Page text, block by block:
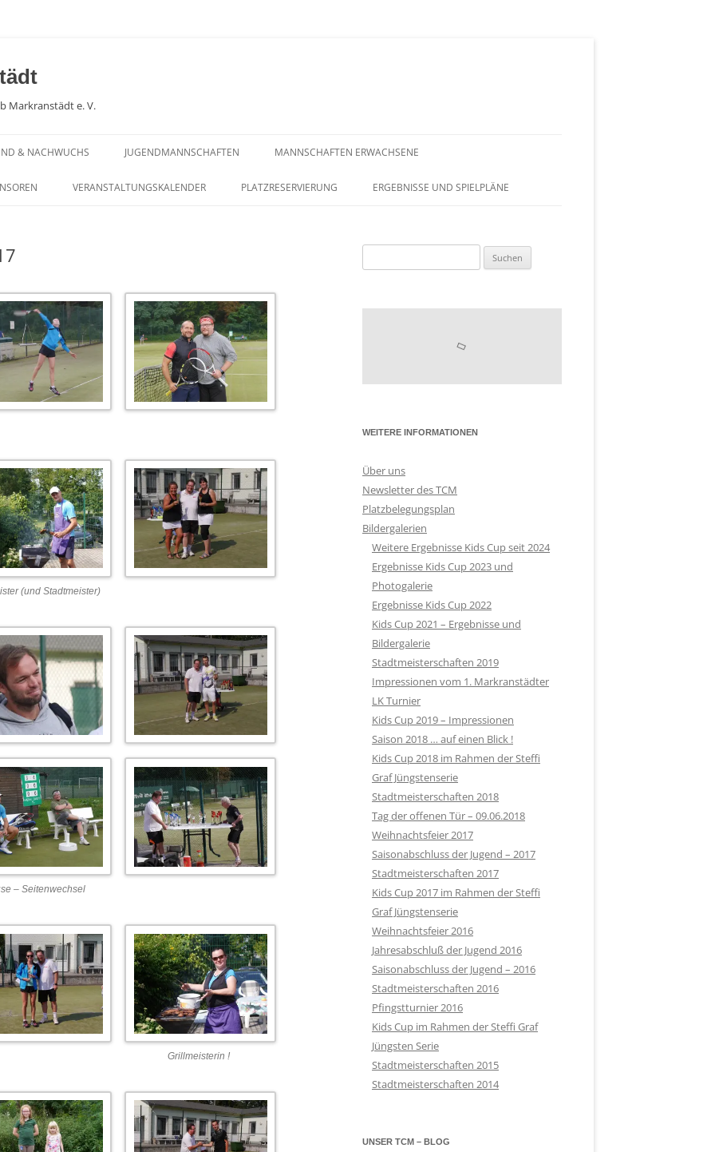
Markranstädt e. V.
& NACHWUCHS JUGENDMANNSCHAFTEN
PLATZBELEGUNGSPLAN
SEIT 2024
ERGEBNISSE KIDS CUP 2023 UND
PHOTOGALERIE
ERGEBNISSE KIDS CUP 2022
MANNSCHAFTEN ERWACHSENE
SOMMERSAISON … AUF EINEN
SOMMERSAISON DAMEN
SOMMERSAISON HERREN 60
SOMMERSAISON HERREN 65
VERANSTALTUNGSKALENDER PLATZRESERVIERUNG ERGEBNISSE UND SPIELPLÄNE
(und Stadtmeister)
– Seitenwechsel
Grillmeisterin !
nach:
WEITERE INFORMATIONEN
Über uns
Newsletter des TCM
Platzbelegungsplan
Bildergalerien
Weitere Ergebnisse Kids Cup seit 2024
Ergebnisse Kids Cup 2023 und
Photogalerie
Ergebnisse Kids Cup 2022
Kids Cup 2021 – Ergebnisse und
Bildergalerie
Stadtmeisterschaften 2019
Impressionen vom 1. Markranstädter
LK Turnier
Kids Cup 2019 – Impressionen
Saison 2018 … auf einen Blick !
Kids Cup 2018 im Rahmen der Steffi
Graf Jüngstenserie
Stadtmeisterschaften 2018
Tag der offenen Tür – 09.06.2018
Weihnachtsfeier 2017
Saisonabschluss der Jugend – 2017
Stadtmeisterschaften 2017
Kids Cup 2017 im Rahmen der Steffi
Graf Jüngstenserie
Weihnachtsfeier 2016
Jahresabschluß der Jugend 2016
Saisonabschluss der Jugend – 2016
Stadtmeisterschaften 2016
Pfingstturnier 2016
Kids Cup im Rahmen der Steffi Graf
Jüngsten Serie
Stadtmeisterschaften 2015
Stadtmeisterschaften 2014
UNSER TCM – BLOG